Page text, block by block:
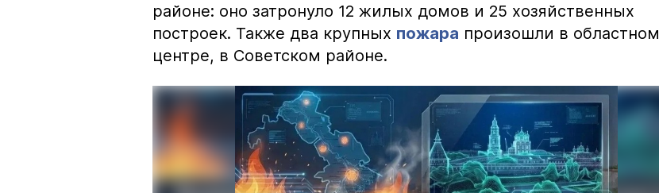
районе: оно затронуло 12 жилых домов и 25 хозяйственных
построек. Также два крупных пожара произошли в областном
центре, в Советском районе.